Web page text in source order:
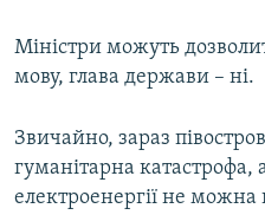
Міністри можуть
мову, глава держави – ні.
Звичайно, зараз
гуманітарна
електроенергії не